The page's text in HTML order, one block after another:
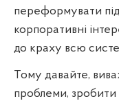
переформувати під
корпоративні
до краху всю
Тому давайте,
проблеми,